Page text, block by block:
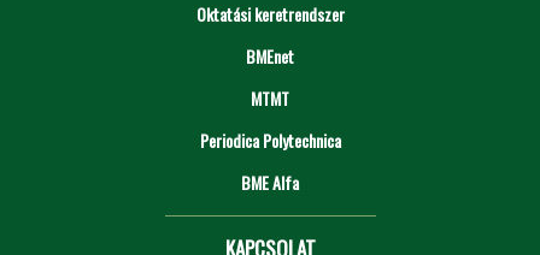
Oktatási keretrendszer
BMEnet
MTMT
Periodica Polytechnica
BME Alfa
KAPCSOLAT